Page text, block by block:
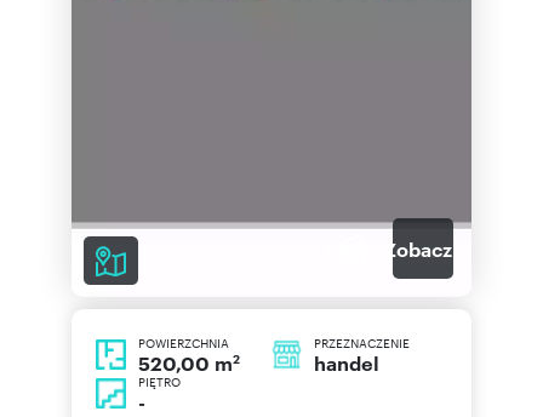
Zobacz galerię
POWIERZCHNIA
520,00 m2
PRZEZNACZENIE
handel
PIĘTRO
-